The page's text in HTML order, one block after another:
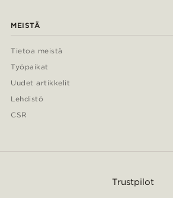
MEISTÄ
Tietoa meistä
Työpaikat
Uudet artikkelit
Lehdistö
CSR
Trustpilot